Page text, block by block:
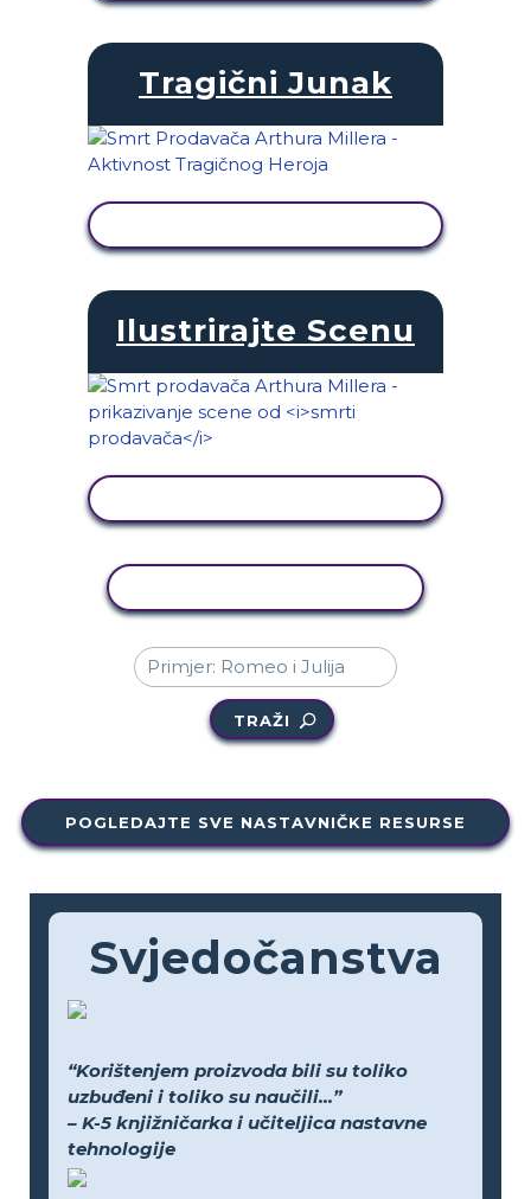
Tragični Junak
Ilustrirajte Scenu
TRAŽI
POGLEDAJTE SVE NASTAVNIČKE RESURSE
Svjedočanstva
“Korištenjem proizvoda bili su toliko
uzbuđeni i toliko su naučili...”
– K-5 knjižničarka i učiteljica nastavne
tehnologije